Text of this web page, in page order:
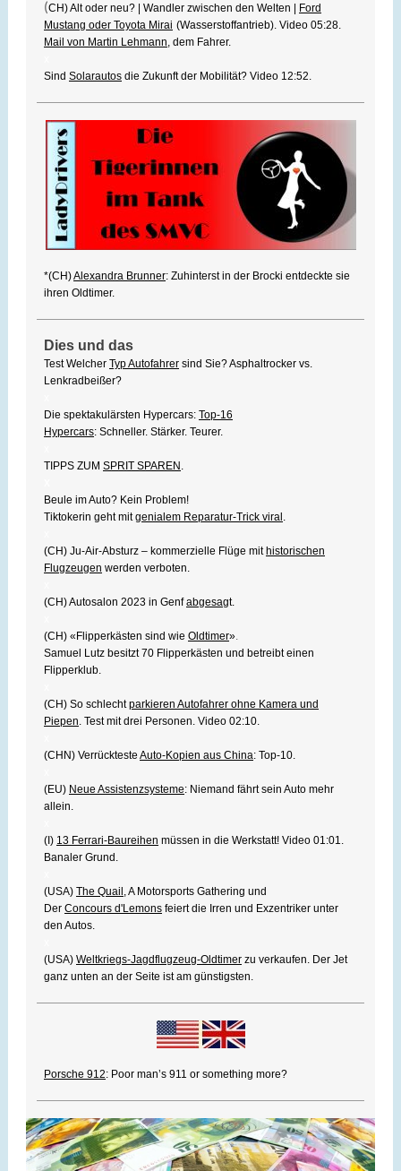
(CH) Alt oder neu? | Wandler zwischen den Welten |
Ford
Mustang oder Toyota Mirai (Wasserstoffantrieb). Video 05:28.
Mail von Martin Lehmann, dem Fahrer.
Sind Solarautos die Zukunft der Mobilität? Video 12:52.
*(CH)Alexandra Brunner: Zuhinterst in der Brocki entdeckte sie
ihren Oldtimer.
Dies und das
Test Welcher Typ Autofahrer sind Sie? Asphaltrocker vs.
Lenkradbeißer?
Die spektakulärsten Hypercars: Top-16
Hypercars: Schneller. Stärker. Teurer.
TIPPS ZUM SPRIT SPAREN .
Beule im Auto? Kein Problem!
Tiktokerin geht mitgenialem Reparatur-Trick viral .
(CH) Ju-Air-Absturz – kommerzielle Flüge mit historischen
Flugzeugen werden verboten.
(CH) Autosalon 2023 in Genfabgesagt.
(CH) «Flipperkästen sind wie Oldtimer».
Samuel Lutz besitzt 70 Flipperkästen und betreibt einen
Flipperklub.
(CH) So schlechtparkieren Autofahrer ohne Kamera und
Piepen. Test mit drei Personen. Video 02:10.
(CHN) Verrückteste Auto-Kopien aus China: Top-10.
(EU) Neue Assistenzsysteme: Niemand fährt sein Auto mehr
allein.
(I) 13 Ferrari-Baureihen müssen in die Werkstatt! Video 01:01.
Banaler Grund.
(USA) The Quail , A Motorsports Gathering und
Der Concours d'Lemons feiert die Irren und Exzentriker unter
den Autos.
(USA) Weltkriegs-Jagdflugzeug-Oldtimer zu verkaufen. Der Jet
ganz unten an der Seite ist am günstigsten.
Porsche 912: Poor man’s 911 or something more?